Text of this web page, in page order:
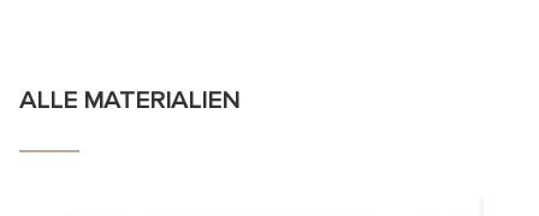
ALLE MATERIALIEN